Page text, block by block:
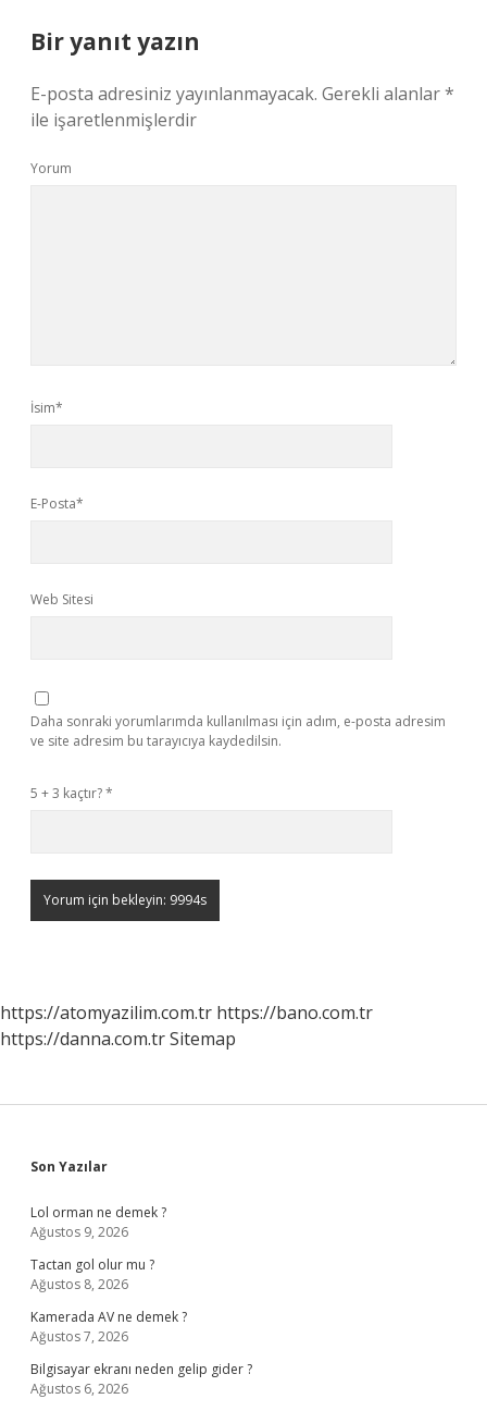
Bir yanıt yazın
E-posta adresiniz yayınlanmayacak. Gerekli alanlar*
ile işaretlenmişlerdir
Yorum
İsim*
E-Posta*
Web Sitesi
Daha sonraki yorumlarımda kullanılması için adım, e-posta adresim
ve site adresim bu tarayıcıya kaydedilsin.
5 + 3 kaçtır?*
https://atomyazilim.com.tr https://bano.com.tr
https://danna.com.trSitemap
Sidebar
Son Yazılar
Lol orman ne demek ?
Ağustos 9, 2026
Tactan gol olur mu ?
Ağustos 8, 2026
Kamerada AV ne demek ?
Ağustos 7, 2026
Bilgisayar ekranı neden gelip gider ?
Ağustos 6, 2026